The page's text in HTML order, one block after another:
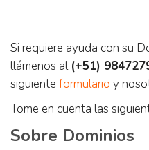
Si requiere ayuda con su
llámenos al (+51)
siguiente formulario y
Tome en cuenta las
Sobre Dominios